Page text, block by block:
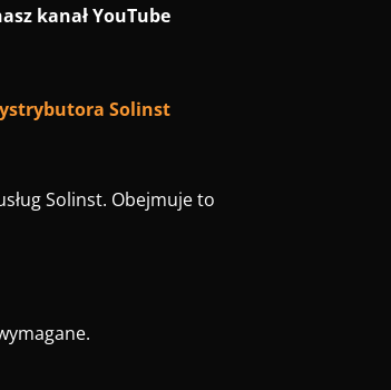
kanał YouTube
Solinst
Solinst. Obejmuje to